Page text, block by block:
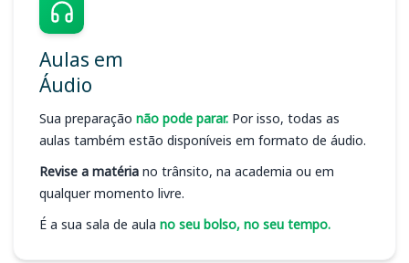
Aulas em
Áudio
Sua preparação não pode parar. Por isso, todas as
aulas também estão disponíveis em formato de áudio.
Revise a matéria no trânsito, na academia ou em
qualquer momento livre.
É a sua sala de aula no seu bolso, no seu tempo.